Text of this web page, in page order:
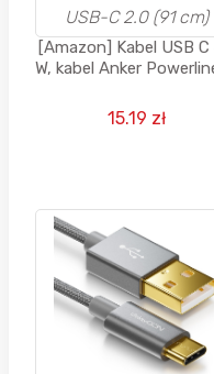
[Amazon] Kabel USB C
W, kabel Anker
cm)
15.19 zł